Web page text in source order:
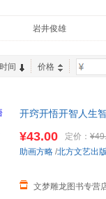
岩井俊雄
间 价格
开窍开悟开智人生
¥43.00 定价：
文梦雕龙图书专营
助画方略 /北方文艺出